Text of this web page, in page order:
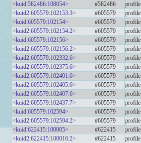
<kuid:582486:108054>
#582486 profile
<kuid2:605579:102153:3>
#605579 profile
<kuid:605579:102154>
#605579 profile
<kuid2:605579:102154:2>
#605579 profile
<kuid:605579:102156>
#605579 profile
<kuid2:605579:102156:2>
#605579 profile
<kuid2:605579:102332:6>
#605579 profile
<kuid2:605579:102375:6>
#605579 profile
<kuid2:605579:102401:6>
#605579 profile
<kuid2:605579:102405:6>
#605579 profile
<kuid2:605579:102407:6>
#605579 profile
<kuid2:605579:102437:7>
#605579 profile
<kuid:605579:102594>
#605579 profile
<kuid2:605579:102594:2>
#605579 profile
<kuid:622415:100005>
#622415 profile
<kuid2:622415:100016:2>
#622415 profile